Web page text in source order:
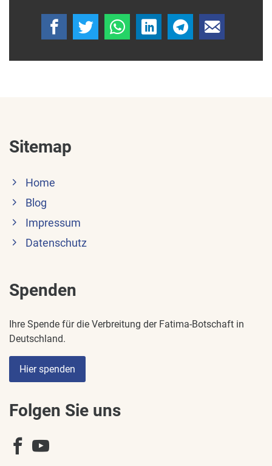
Sitemap
Home
Blog
Impressum
Datenschutz
Spenden
Ihre Spende für die Verbreitung der Fatima-Botschaft in
Deutschland.
Hier spenden
Folgen Sie uns